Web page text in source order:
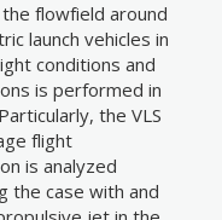
flowfield around
launch vehicles in
conditions and
is performed in
the VLS
flight
is analyzed
the case with and